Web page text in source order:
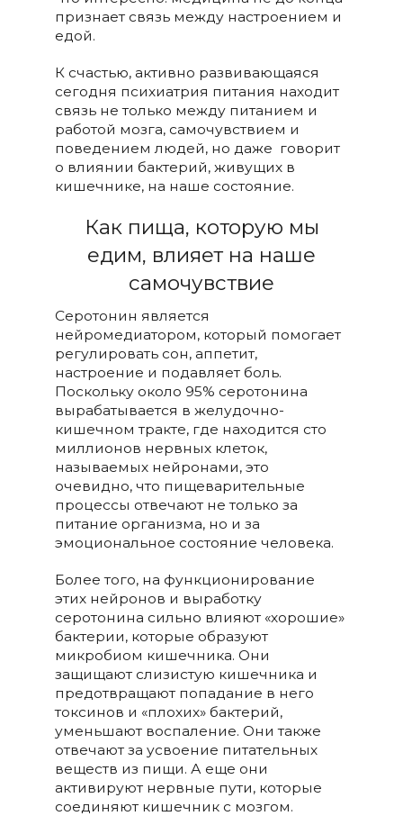
признает связь между настроением и
едой.
К счастью, активно развивающаяся
сегодня психиатрия питания находит
связь не только между питанием и
работой мозга, самочувствием и
поведением людей, но даже говорит
о влиянии бактерий, живущих в
кишечнике, на наше состояние.
Как пища, которую мы
едим, влияет на наше
самочувствие
Серотонин является
нейромедиатором, который помогает
регулировать сон, аппетит,
настроение и подавляет боль.
Поскольку около 95% серотонина
вырабатывается в желудочно-
кишечном тракте, где находится сто
миллионов нервных клеток,
называемых нейронами, это
очевидно, что пищеварительные
процессы отвечают не только за
питание организма, но и за
эмоциональное состояние человека.
Более того, на функционирование
этих нейронов и выработку
серотонина сильно влияют «хорошие»
бактерии, которые образуют
микробиом кишечника. Они
защищают слизистую кишечника и
предотвращают попадание в него
токсинов и «плохих» бактерий,
уменьшают воспаление. Они также
отвечают за усвоение питательных
веществ из пищи. А еще они
активируют нервные пути, которые
соединяют кишечник с мозгом.